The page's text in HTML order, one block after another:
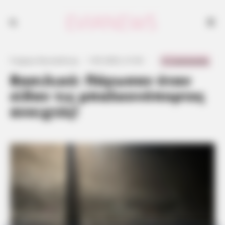
Βασιλικό: Πάγωσαν όταν
είδαν τις μπαλκονόπορτες
ανοιχτές!